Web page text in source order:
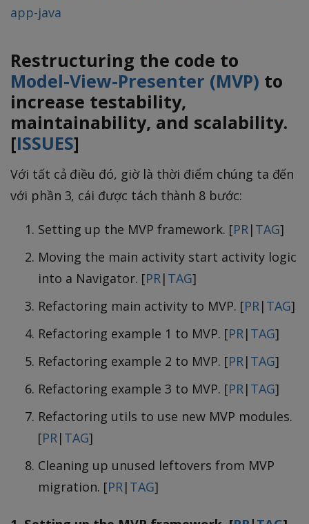
app-java
Restructuring the code to
Model-View-Presenter (MVP) to
increase testability,
maintainability, and scalability.
[ISSUES]
Với tất cả điều đó, giờ là thời điểm chúng ta đến
với phần 3, cái được tách thành 8 bước:
Setting up the MVP framework. [PR| TAG]
Moving the main activity start activity logic
into a Navigator. [PR| TAG]
Refactoring main activity to MVP. [PR| TAG]
Refactoring example 1 to MVP. [PR| TAG]
Refactoring example 2 to MVP. [PR| TAG]
Refactoring example 3 to MVP. [PR| TAG]
Refactoring utils to use new MVP modules.
[PR| TAG]
Cleaning up unused leftovers from MVP
migration. [PR| TAG]